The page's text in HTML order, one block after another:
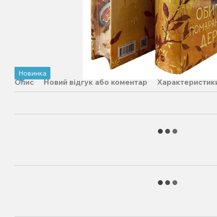
Новинка
Опис Новий відгук або коментар